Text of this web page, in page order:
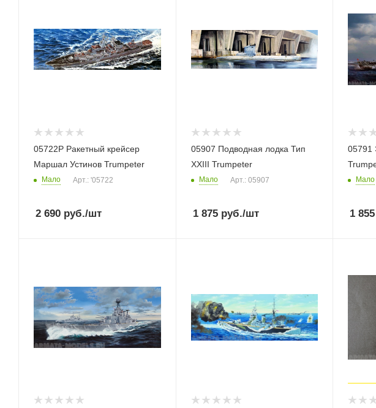
05722P Ракетный крейсер
Маршал Устинов Trumpeter
Мало Арт.: '05722
2 690 руб./шт
05907 Подводная лодка Тип
XXIII Trumpeter
Мало Арт.: 05907
1 875руб./шт
05791
Мало
1 855